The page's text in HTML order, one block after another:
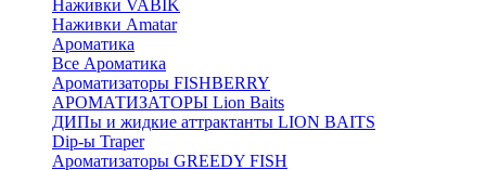
Наживки VABIK
Наживки Amatar
Ароматика
Все Ароматика
Ароматизаторы FISHBERRY
АРОМАТИЗАТОРЫ Lion Baits
ДИПы и жидкие аттрактанты LION BAITS
Dip-ы Traper
Ароматизаторы GREEDY FISH